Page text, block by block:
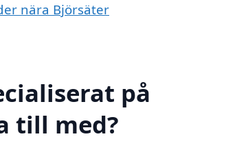
nära Björsäter
på
till med?